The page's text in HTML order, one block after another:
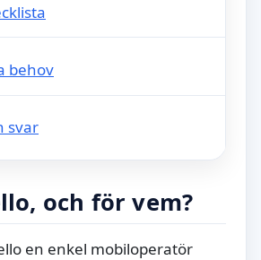
behov
svar
och för vem?
en enkel mobiloperatör